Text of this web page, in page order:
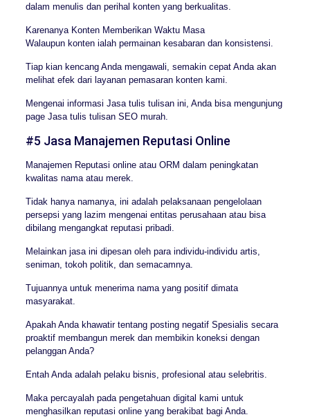
dalam menulis dan perihal konten yang berkualitas.
Karenanya Konten Memberikan Waktu Masa
Walaupun konten ialah permainan kesabaran dan konsistensi.
Tiap kian kencang Anda mengawali, semakin cepat Anda akan
melihat efek dari layanan pemasaran konten kami.
Mengenai informasi Jasa tulis tulisan ini, Anda bisa mengunjung
page Jasa tulis tulisan SEO murah.
#5 Jasa Manajemen Reputasi Online
Manajemen Reputasi online atau ORM dalam peningkatan
kwalitas nama atau merek.
Tidak hanya namanya, ini adalah pelaksanaan pengelolaan
persepsi yang lazim mengenai entitas perusahaan atau bisa
dibilang mengangkat reputasi pribadi.
Melainkan jasa ini dipesan oleh para individu-individu artis,
seniman, tokoh politik, dan semacamnya.
Tujuannya untuk menerima nama yang positif dimata
masyarakat.
Apakah Anda khawatir tentang posting negatif Spesialis secara
proaktif membangun merek dan membikin koneksi dengan
pelanggan Anda?
Entah Anda adalah pelaku bisnis, profesional atau selebritis.
Maka percayalah pada pengetahuan digital kami untuk
menghasilkan reputasi online yang berakibat bagi Anda.